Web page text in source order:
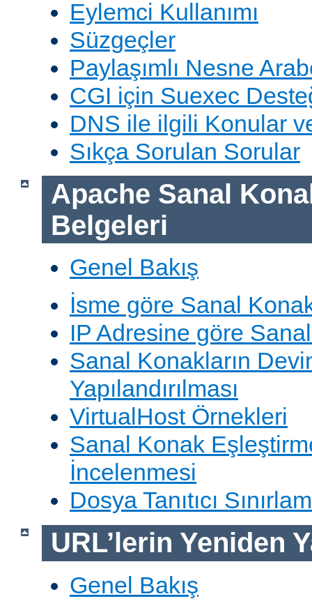
Eylemci Kullanımı
Süzgeçler
Paylaşımlı Nesne
CGI için Suexec
DNS ile ilgili Konular
Sıkça Sorulan Sorular
Apache Sanal
Belgeleri
Genel Bakış
İsme göre Sanal
IP Adresine göre
Sanal Konakların
Yapılandırılması
VirtualHost Örnekleri
Sanal Konak
İncelenmesi
Dosya Tanıtıcı
URL’lerin Yeniden
Genel Bakış